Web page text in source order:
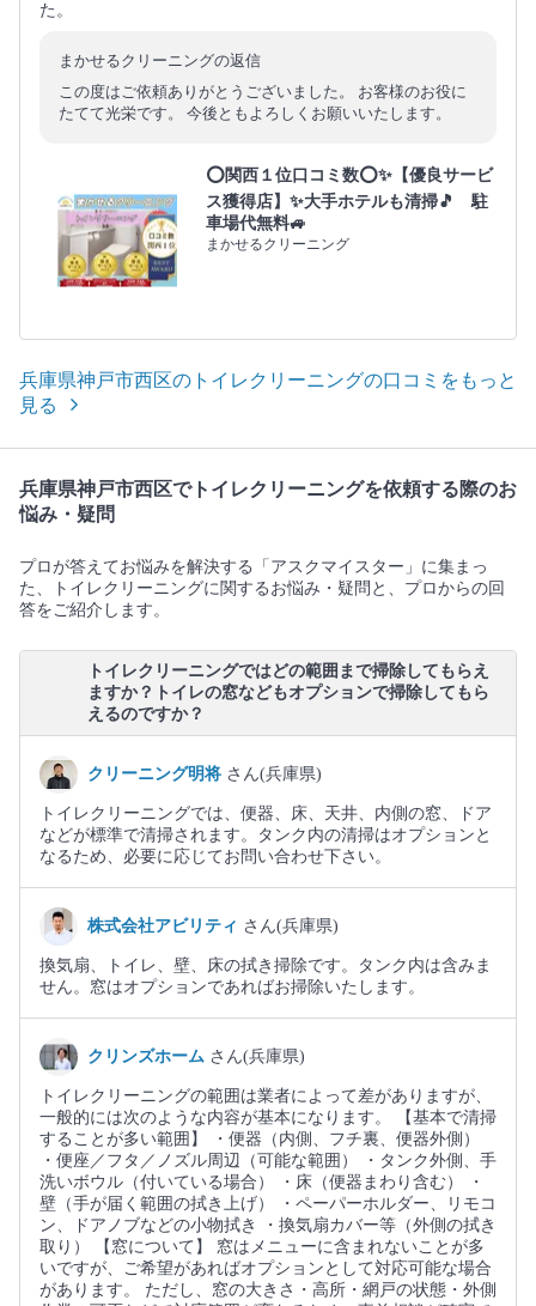
た。
まかせるクリーニングの返信
この度はご依頼ありがとうございました。 お客様のお役に
たてて光栄です。 今後ともよろしくお願いいたします。
⭕関西１位口コミ数⭕✨【優良サービ
ス獲得店】✨大手ホテルも清掃🎵 駐
車場代無料🚙
まかせるクリーニング
兵庫県神戸市西区のトイレクリーニングの口コミをもっと
見る
兵庫県神戸市西区でトイレクリーニングを依頼する際のお
悩み・疑問
プロが答えてお悩みを解決する「アスクマイスター」に集まっ
た、トイレクリーニングに関するお悩み・疑問と、プロからの回
答をご紹介します。
トイレクリーニングではどの範囲まで掃除してもらえ
ますか？トイレの窓などもオプションで掃除してもら
えるのですか？
クリーニング明将 さん(兵庫県)
トイレクリーニングでは、便器、床、天井、内側の窓、ドア
などが標準で清掃されます。タンク内の清掃はオプションと
なるため、必要に応じてお問い合わせ下さい。
株式会社アビリティ さん(兵庫県)
換気扇、トイレ、壁、床の拭き掃除です。タンク内は含みま
せん。窓はオプションであればお掃除いたします。
クリンズホーム さん(兵庫県)
トイレクリーニングの範囲は業者によって差がありますが、
一般的には次のような内容が基本になります。 【基本で清掃
することが多い範囲】 ・便器（内側、フチ裏、便器外側）
・便座／フタ／ノズル周辺（可能な範囲） ・タンク外側、手
洗いボウル（付いている場合） ・床（便器まわり含む） ・
壁（手が届く範囲の拭き上げ） ・ペーパーホルダー、リモコ
ン、ドアノブなどの小物拭き ・換気扇カバー等（外側の拭き
取り） 【窓について】 窓はメニューに含まれないことが多
いですが、ご希望があればオプションとして対応可能な場合
があります。 ただし、窓の大きさ・高所・網戸の状態・外側